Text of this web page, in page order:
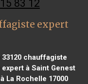
83 12
expert
chauffagiste
à Saint Genest
La Rochelle 17000